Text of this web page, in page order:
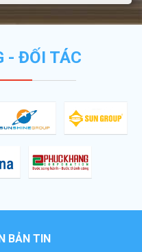
- ĐỐI TÁC
BẢN TIN